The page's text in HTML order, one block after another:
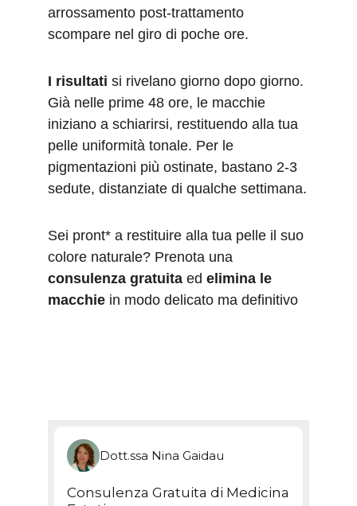
arrossamento post-trattamento
scompare nel giro di poche ore.
I risultati si rivelano giorno dopo giorno.
Già nelle prime 48 ore, le macchie
iniziano a schiarirsi, restituendo alla tua
pelle uniformità tonale. Per le
pigmentazioni più ostinate, bastano 2-3
sedute, distanziate di qualche settimana.
Sei pront* a restituire alla tua pelle il suo
colore naturale? Prenota una
consulenza gratuita ed elimina le
macchie in modo delicato ma definitivo